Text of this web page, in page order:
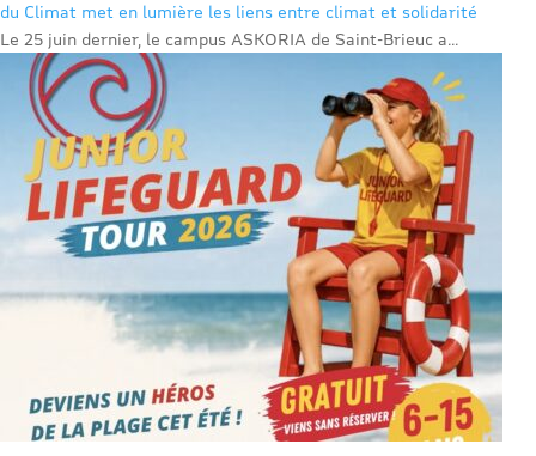
du Climat met en lumière les liens entre climat et solidarité
Le 25 juin dernier, le campus ASKORIA de Saint-Brieuc a...